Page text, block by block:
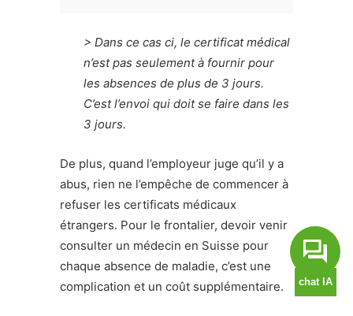
> Dans ce cas ci, le certificat médical
n’est pas seulement à fournir pour
les absences de plus de 3 jours.
C’est l’envoi qui doit se faire dans les
3 jours.
De plus, quand l’employeur juge qu’il y a
abus, rien ne l’empêche de commencer à
refuser les certificats médicaux
étrangers. Pour le frontalier, devoir venir
consulter un médecin en Suisse pour
chaque absence de maladie, c’est une
complication et un coût supplémentaire.